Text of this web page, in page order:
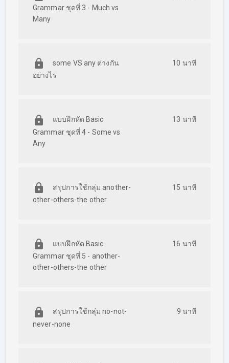
Grammar ชุดที่ 3 - Much vs
Many
some VS any ต่างกัน
อย่างไร
10 นาที
แบบฝึกหัด Basic
Grammar ชุดที่ 4 - Some vs
Any
13 นาที
สรุปการใช้กลุ่ม another-
other-others-the other
15 นาที
แบบฝึกหัด Basic
Grammar ชุดที่ 5 - another-
other-others-the other
16 นาที
สรุปการใช้กลุ่ม no-not-
never-none
9 นาที